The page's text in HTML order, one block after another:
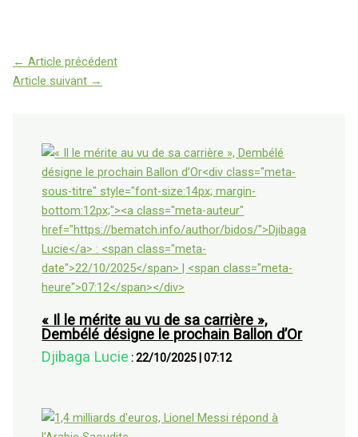
← Article précédent
Article suivant →
« Il le mérite au vu de sa carrière »,
Dembélé désigne le prochain Ballon d’Or
Djibaga Lucie :22/10/2025 |07:12